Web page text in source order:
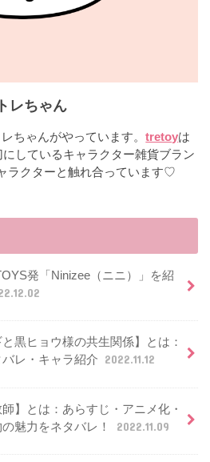
トレちゃん
ちゃんがやっています。tretoyは
にしているキャラクター雑貨ブラン
ラクターと触れ合っています♡
発「Ninizee（ニニ）」を紹
と黒ヒョウ様の共生関係】とは：
レ・キャラ紹介 2022.11.12
師】とは：あらすじ・アニメ化・
魅力をネタバレ！
2022.11.09